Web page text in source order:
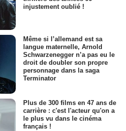
injustement oublié !
Même si l’allemand est sa
langue maternelle, Arnold
Schwarzenegger n’a pas eu le
droit de doubler son propre
personnage dans la saga
Terminator
Plus de 300 films en 47 ans de
carrière : c'est l'acteur qu'on a
le plus vu dans le cinéma
français !